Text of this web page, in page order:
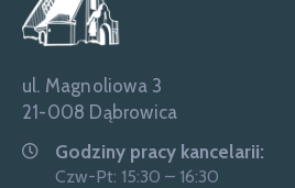
ul. Magnoliowa 3
21-008 Dąbrowica
Godziny pracy kancelarii:
Czw-Pt: 15:30 – 16:30